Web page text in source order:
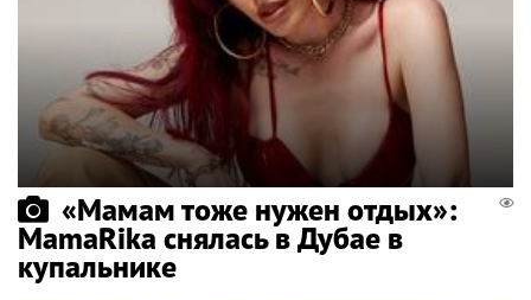
«Мамам тоже нужен отдых»:
MamaRika снялась в Дубае в
купальнике